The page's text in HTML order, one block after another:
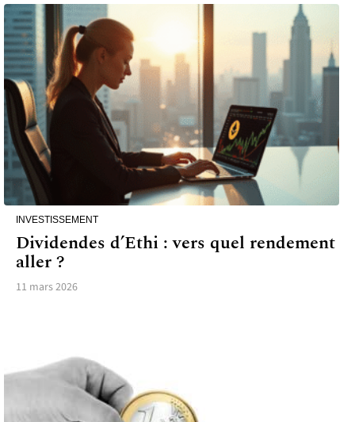
INVESTISSEMENT
Dividendes d’Ethi : vers quel rendement
aller ?
11 mars 2026